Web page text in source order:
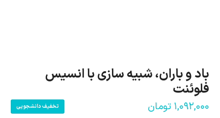
باد و باران، شبیه سازی با انسیس
فلوئنت
۱,۰۹۲,۰۰۰ تومان تخفیف دانشجویی